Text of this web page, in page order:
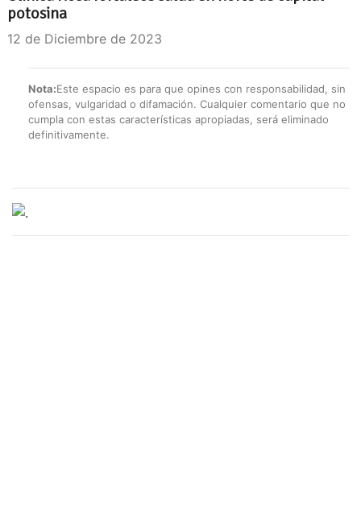
potosina
12 de Diciembre de 2023
Nota:Este espacio es para que opines con responsabilidad, sin
ofensas, vulgaridad o difamación. Cualquier comentario que no
cumpla con estas características apropiadas, será eliminado
definitivamente.